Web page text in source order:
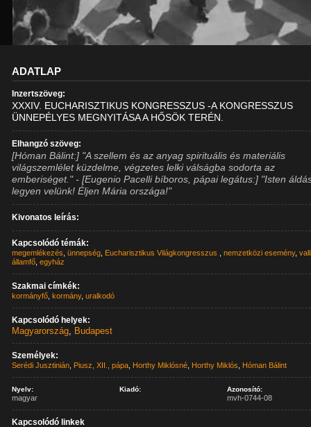
ADATLAP
Inzertszöveg:
XXXIV. EUCHARISZTIKUS KONGRESSZUS -A KONGRESSZUS
ÜNNEPÉLYES MEGNYITÁSA A HŐSÖK TERÉN.
Elhangzó szöveg:
[Hóman Bálint:] "A szellem és az anyag spirituális és materiális
világszemlélet küzdelme, végzetes lelki válságba sodorta az
emberiséget." - [Eugenio Pacelli bíboros, pápai legátus:] "Isten
legyen velünk! Éljen Mária országa!"
Kivonatos leírás:
Kapcsolódó témák:
megemlékezés ,ünnepség Eucharisztikus Világkongresszus ,nemzetközi esemény,
államfő ,egyház
Szakmai címkék:
kormányfő ,kormány,uralkodó
Kapcsolódó helyek:
Magyarország, Budapest
Személyek:
Serédi Jusztinián Piusz, XII., pápa Horthy Miklósné Horthy Miklós Hóman Bálint
Nyelv:
magyar
Kiadó: Azonosító:
mvh-0744-08
Kapcsolódó linkek